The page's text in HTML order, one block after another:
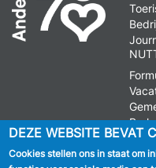
DEZE WEBSITE BEVAT
Cookies stellen ons in staat om